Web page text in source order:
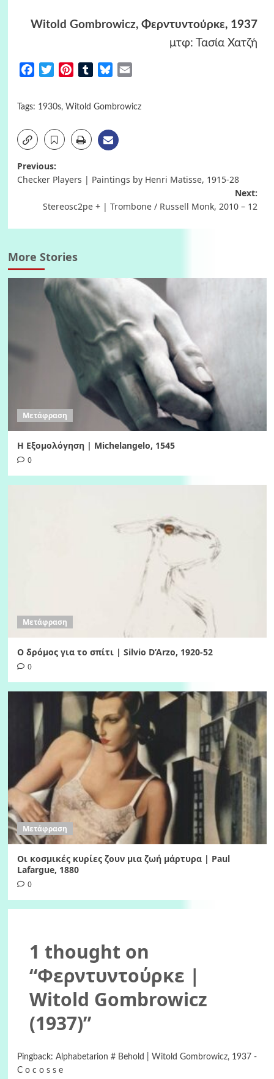
Witold Gombrowicz, Φερντυντούρκε, 1937
μτφ: Τασία Χατζή
FacebookTwitterPinterestTumblrBluesky
Tags: 1930s, Witold Gombrowicz
Post
Previous:
Checker Players | Paintings by Henri Matisse, 1915-28
Next:
Stereosc2pe + | Trombone / Russell Monk, 2010 – 12
More Stories
Μετάφραση
Η Εξομολόγηση | Michelangelo, 1545
0
Μετάφραση
Ο δρόμος για το σπίτι | Silvio D’Arzo, 1920-52
0
Μετάφραση
Οι κοσμικές κυρίες ζουν μια ζωή μάρτυρα | Paul
Lafargue, 1880
0
1 thought on
“Φερντυντούρκε |
Witold Gombrowicz
(1937)”
Pingback: Alphabetarion # Behold | Witold Gombrowicz, 1937 -
C o c o s s e